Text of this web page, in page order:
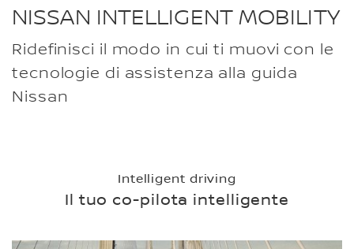
NISSAN INTELLIGENT MOBILITY
Ridefinisci il modo in cui ti muovi con le
tecnologie di assistenza alla guida
Nissan
Intelligent driving
Il tuo co-pilota intelligente